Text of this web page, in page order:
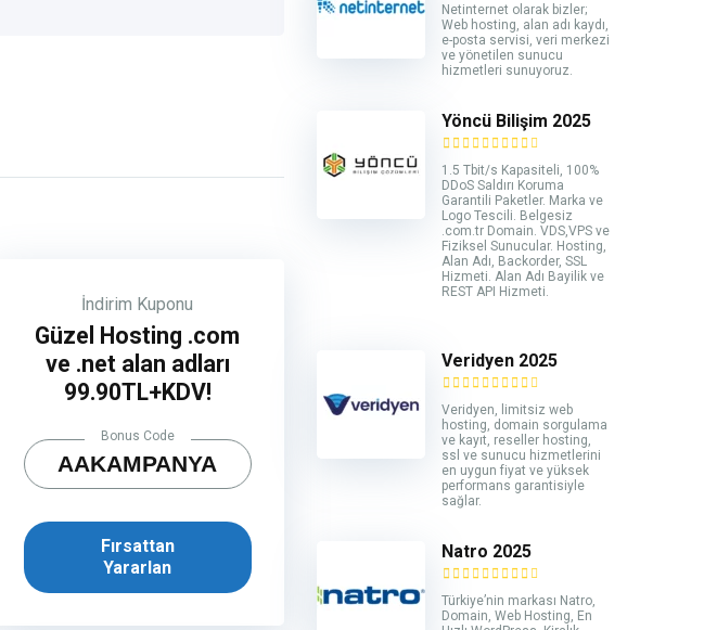
İndirim Kuponu
Güzel Hosting .com
ve .net alan adları
99.90TL+KDV!
AAKAMPANYA
Bonus Code
Fırsattan
Yararlan
Netinternet olarak bizler;
Web hosting, alan adı kaydı,
e-posta servisi, veri merkezi
ve yönetilen sunucu
hizmetleri sunuyoruz.
Yöncü Bilişim 2025
1.5 Tbit/s Kapasiteli, 100%
DDoS Saldırı Koruma
Garantili Paketler. Marka ve
Logo Tescili. Belgesiz
.com.tr Domain. VDS,VPS ve
Fiziksel Sunucular. Hosting,
Alan Adı, Backorder, SSL
Hizmeti. Alan Adı Bayilik ve
REST API Hizmeti.
Veridyen 2025
Veridyen, limitsiz web
hosting, domain sorgulama
ve kayıt, reseller hosting,
ssl ve sunucu hizmetlerini
en uygun fiyat ve yüksek
performans garantisiyle
sağlar.
Natro 2025
Türkiye’nin markası Natro,
Domain, Web Hosting, En